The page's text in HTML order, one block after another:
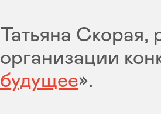
Татьяна Скорая,
организации
будущее».